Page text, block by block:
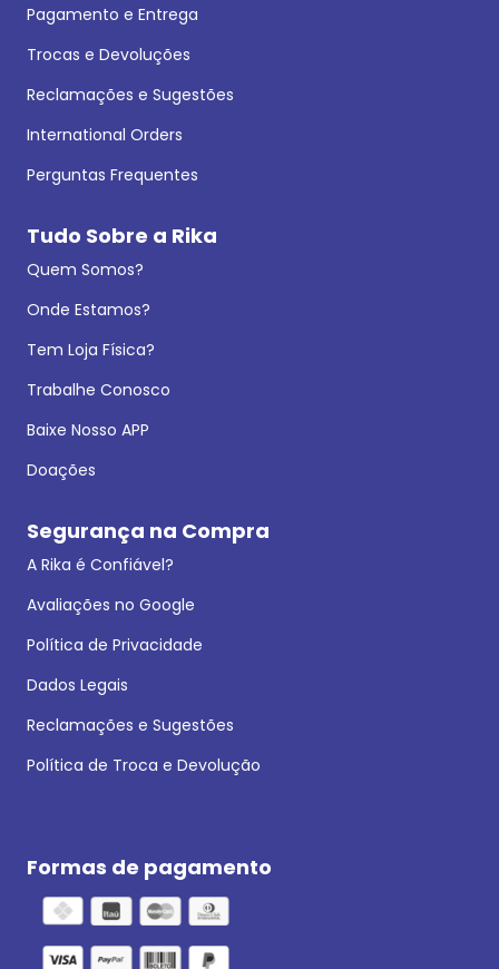
Pagamento e Entrega
Trocas e Devoluções
Reclamações e Sugestões
International Orders
Perguntas Frequentes
Tudo Sobre a Rika
Quem Somos?
Onde Estamos?
Tem Loja Física?
Trabalhe Conosco
Baixe Nosso APP
Doações
Segurança na Compra
A Rika é Confiável?
Avaliações no Google
Política de Privacidade
Dados Legais
Reclamações e Sugestões
Política de Troca e Devolução
Formas de pagamento